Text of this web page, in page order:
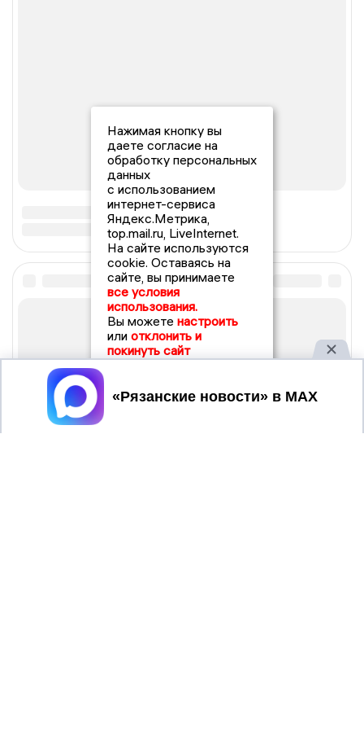
Нажимая кнопку вы
даете согласие на
обработку персональных
данных
с использованием
интернет-сервиса
Яндекс.Метрика,
top.mail.ru, LiveInternet.
На сайте используются
cookie. Оставаясь на
сайте, вы принимаете
все условия
использования.
Вы можете настроить
или отклонить и
покинуть сайт
Принять